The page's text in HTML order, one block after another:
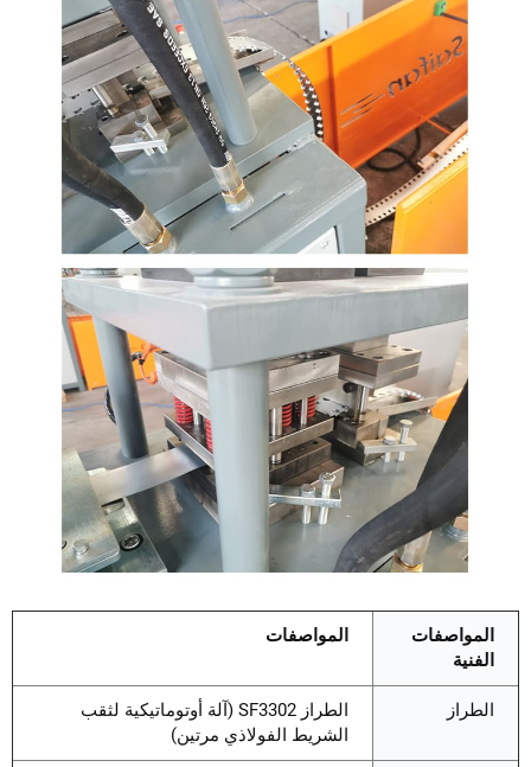
المواصفات
الفنية
المواصفات
الطراز
الطراز SF3302 (آلة أوتوماتيكية لثقب
الشريط الفولاذي مرتين)